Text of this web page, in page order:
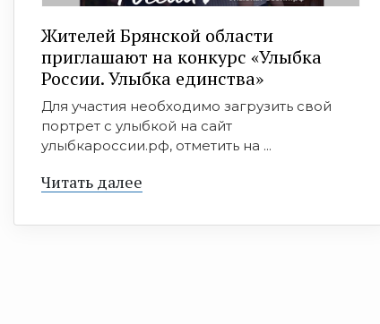
Жителей Брянской области
приглашают на конкурс «Улыбка
России. Улыбка единства»
Для участия необходимо загрузить свой
портрет с улыбкой на сайт
улыбкароссии.рф, отметить на ...
Читать далее